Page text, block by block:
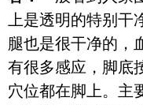
上是透明的特别
腿也是很干净的，
有很多感应，脚底
穴位都在脚上。主